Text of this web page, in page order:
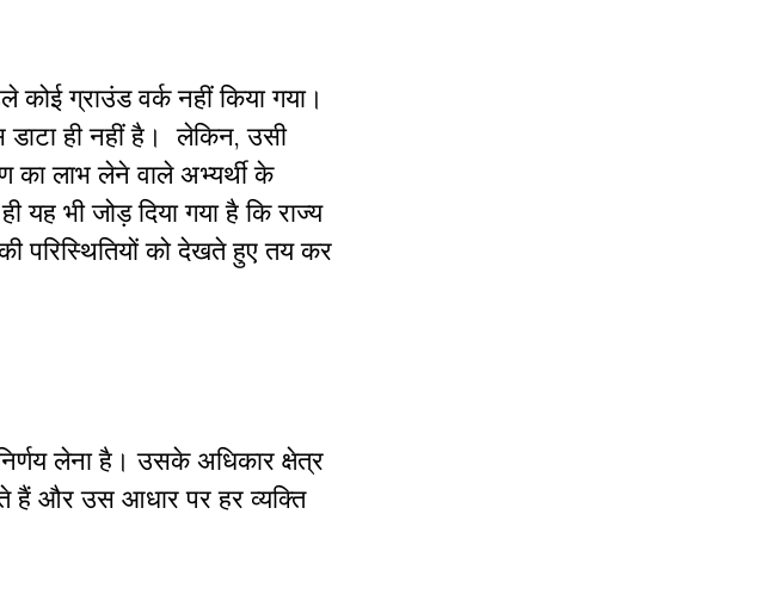
ग्राउंड वर्क नहीं किया गया।
ही नहीं है। लेकिन, उसी
का लाभ लेने वाले अभ्यर्थी के
भी जोड़ दिया गया है कि राज्य
परिस्थितियों को देखते हुए तय कर
लेना है। उसके अधिकार क्षेत्र
हैं और उस आधार पर हर व्यक्ति